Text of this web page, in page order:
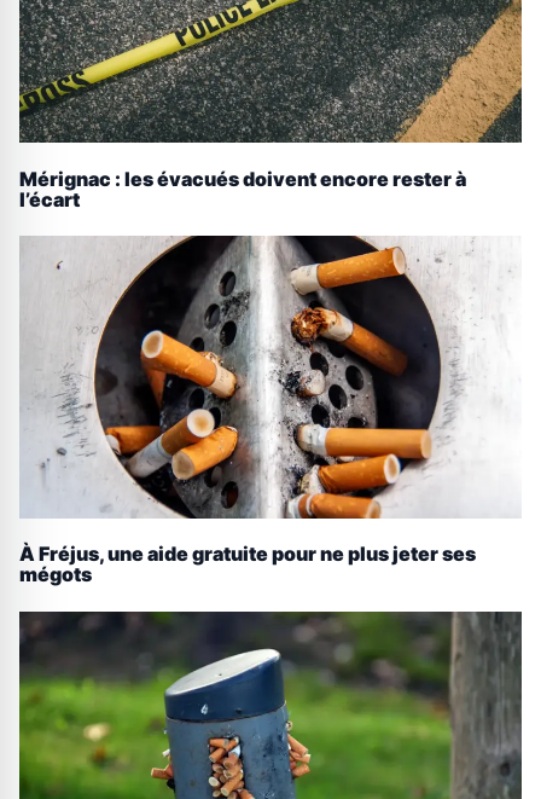
Mérignac : les évacués doivent encore rester à
l’écart
À Fréjus, une aide gratuite pour ne plus jeter ses
mégots